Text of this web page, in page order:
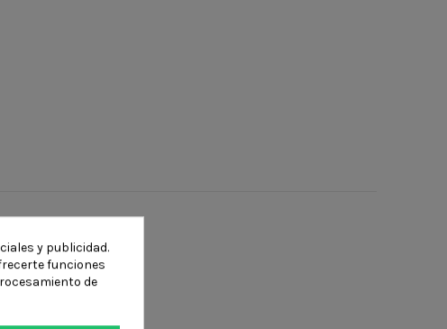
y diseño actual
y publicidad.
funciones
de